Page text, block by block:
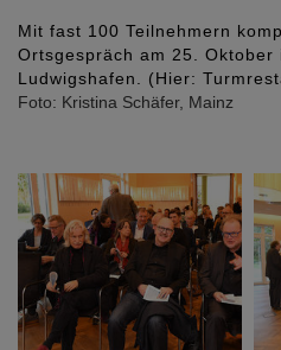
Mit fast 100 Teilnehmern
Ortsgespräch am 25.
Ludwigshafen. (Hier:
Foto: Kristina Schäfer, Mainz